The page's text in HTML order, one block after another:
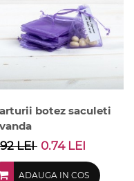
botez saculeti
LEI 0.74 LEI
ADAUGA IN COS